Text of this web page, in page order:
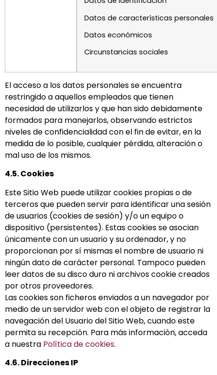
Datos de características personales
Datos económicos
Circunstancias sociales
El acceso a los datos personales se encuentra
restringido a aquellos empleados que tienen
necesidad de utilizarlos y que han sido debidamente
formados para manejarlos, observando estrictos
niveles de confidencialidad con el fin de evitar, en la
medida de lo posible, cualquier pérdida, alteración o
mal uso de los mismos.
4.5. Cookies
Este Sitio Web puede utilizar cookies propias o de
terceros que pueden servir para identificar una sesión
de usuarios (cookies de sesión) y/o un equipo o
dispositivo (persistentes). Estas cookies se asocian
únicamente con un usuario y su ordenador, y no
proporcionan por sí mismas el nombre de usuario ni
ningún dato de carácter personal. Tampoco pueden
leer datos de su disco duro ni archivos cookie creados
por otros proveedores.
Las cookies son ficheros enviados a un navegador por
medio de un servidor web con el objeto de registrar la
navegación del Usuario del Sitio Web, cuando este
permita su recepción. Para más información, acceda
a nuestra Política de cookies.
4.6. Direcciones IP